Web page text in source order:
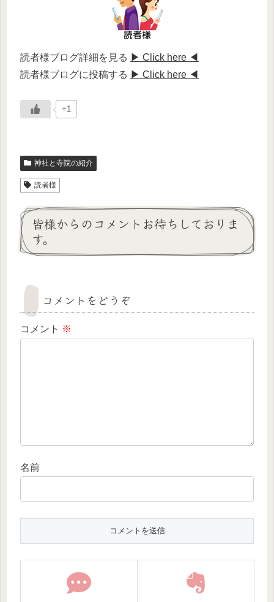
読者様ブログ詳細を見る ▶ Click here ◀
読者様ブログに投稿する ▶ Click here ◀
+1
神社と寺院の紹介
読者様
皆様からのコメントお待ちしておりま
す。
コメントをどうぞ
コメント ※
名前